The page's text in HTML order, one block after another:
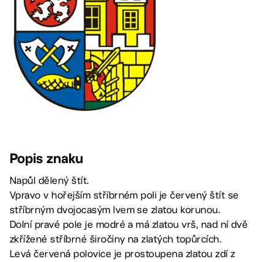
Popis znaku
Napůl dělený štít.
Vpravo v hořejším stříbrném poli je červený štít se
stříbrným dvojocasým lvem se zlatou korunou.
Dolní pravé pole je modré a má zlatou vrš, nad ní dvě
zkřížené stříbrné širočiny na zlatých topůrcích.
Levá červená polovice je prostoupena zlatou zdí z